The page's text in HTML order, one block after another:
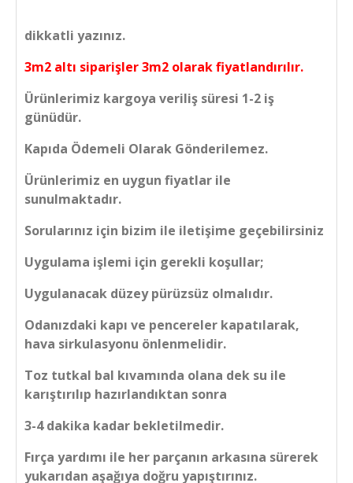
dikkatli yazınız.
3m2 altı siparişler 3m2 olarak fiyatlandırılır.
Ürünlerimiz kargoya veriliş süresi 1-2 iş
günüdür.
Kapıda Ödemeli Olarak Gönderilemez.
Ürünlerimiz en uygun fiyatlar ile
sunulmaktadır.
Sorularınız için bizim ile iletişime geçebilirsiniz
Uygulama işlemi için gerekli koşullar;
Uygulanacak düzey pürüzsüz olmalıdır.
Odanızdaki kapı ve pencereler kapatılarak,
hava sirkulasyonu önlenmelidir.
Toz tutkal bal kıvamında olana dek su ile
karıştırılıp hazırlandıktan sonra
3-4 dakika kadar bekletilmedir.
Fırça yardımı ile her parçanın arkasına sürerek
yukarıdan aşağıya doğru yapıştırınız.